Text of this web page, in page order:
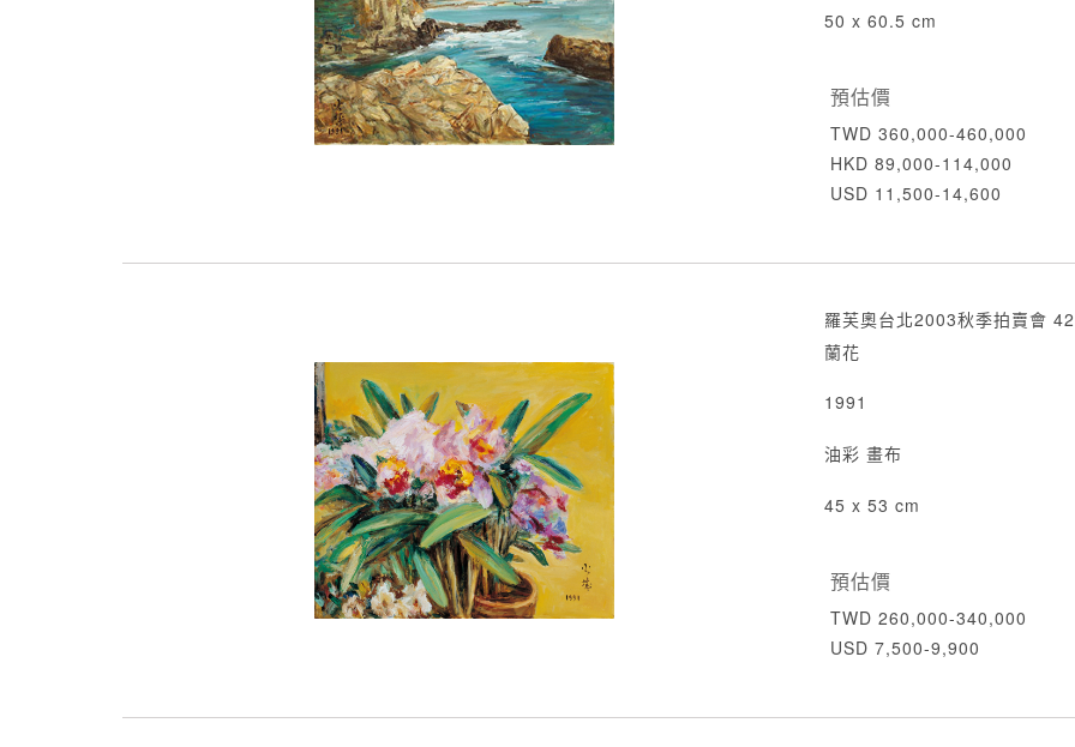
50 x 60.5 cm
預估價
TWD 360,000-460,000
HKD 89,000-114,000
USD 11,500-14,600
羅芙奧台北2003秋季拍賣會 42
蘭花
1991
油彩 畫布
45 x 53 cm
預估價
TWD 260,000-340,000
USD 7,500-9,900